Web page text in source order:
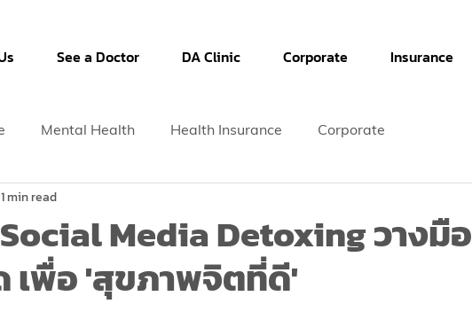
See a Doctor DA Clinic Corporate Insurance
Mental Health Health Insurance Corporate
Media Detoxing วางมือ
เพื่อ 'สุขภาพจิตที่ดี'
1 min read